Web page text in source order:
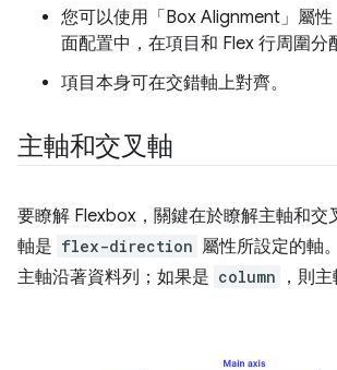
您可以使用「Box Alignment」屬
面配置中，在項目和 Flex 行周圍分
項目本身可在交錯軸上對齊。
主軸和交叉軸
要瞭解 Flexbox，關鍵在於瞭解主軸和交
軸是 flex-direction 屬性所設定的軸
主軸沿著資料列；如果是 column ，則